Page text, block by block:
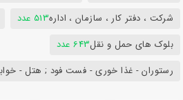
شرکت ، دفتر کار ، سازمان ، اداره513 عدد
بلوک های حمل و نقل643 عدد
رستوران - غذا خوری - فست فود ; هتل -